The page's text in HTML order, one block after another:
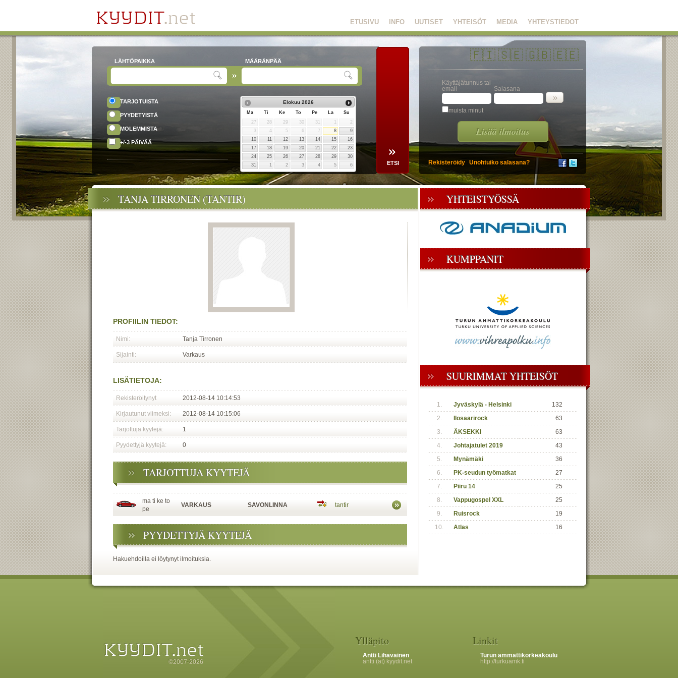
YHTEYSTIEDOT
MEDIA
YHTEISÖT
UUTISET
INFO
ETUSIVU
LÄHTÖPAIKKA MÄÄRÄNPÄÄ
TARJOTUISTA
PYYDETYISTÄ
MOLEMMISTA
+/-3 PÄIVÄÄ
Elokuu 2026
Ma Ti Ke To Pe La
Su
27
28 29 30 31
2
3
4 5 6 7 8
9
10
11 12 13 14 15
16
17
18 19 20 21 22
23
24
25 26 27 28 29
30
31
1 2 3 4 5 6
🇫🇮🇸🇪🇬🇧🇪🇪
Käyttäjätunnus tai
email
Salasana
muista minut
Lisää ilmoitus
Rekisteröidy Unohtuiko salasana?
TANJA TIRRONEN (TANTIR)
PROFIILIN TIEDOT:
Nimi: Tanja Tirronen
Sijainti: Varkaus
LISÄTIETOJA:
Rekisteröitynyt 2012-08-14 10:14:53
Kirjautunut viimeksi: 2012-08-14 10:15:06
Tarjottuja kyytejä: 1
Pyydettyjä kyytejä: 0
TARJOTTUJA KYYTEJÄ
ma ti ke to
pe
VARKAUS SAVONLINNA tantir
PYYDETTYJÄ KYYTEJÄ
Hakuehdoilla ei löytynyt ilmoituksia.
YHTEISTYÖSSÄ
KUMPPANIT
SUURIMMAT YHTEISÖT
1. Jyväskylä - Helsinki
132
2.
Ilosaarirock
63
3.
ÄKSEKKI
63
4.
Johtajatulet 2019
43
5.
Mynämäki
36
6.
PK-seudun työmatkat
27
7.
Piiru 14
25
8.
Vappugospel XXL
25
9.
Ruisrock
19
10.
Atlas 16
©2007-2026
Ylläpito
Antti Lihavainen
antti (at) kyydit.net
Linkit
Turun ammattikorkeakoulu
http://turkuamk.fi